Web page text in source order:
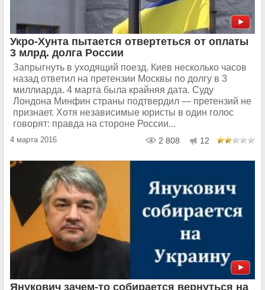
Укро-Хунта пытается отвертеться от оплаты
3 млрд. долга России
Запрыгнуть в уходящий поезд. Киев несколько часов
назад ответил на претензии Москвы по долгу в 3
миллиарда. 4 марта была крайняя дата. Суду
Лондона Минфин страны подтвердил — претензий не
признает. Хотя независимые юристы в один голос
говорят: правда на стороне России...
4 марта 2016 2 808 12
Янукович зачем-то собирается вернуться на